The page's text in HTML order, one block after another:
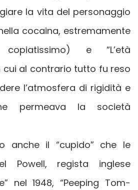
la vita del personaggio
cocaina, estremamente
e “L’età
cui al contrario tutto fu reso
l’atmosfera di rigidità e
permeava la società
anche il “cupido” che le
Powell, regista inglese
nel 1948, “Peeping Tom-